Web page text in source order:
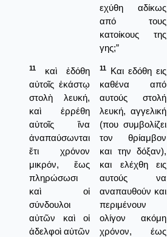
εχύθη αδίκως
από τους
κατοίκους της
γης;”
11
καὶ ἐδόθη
αὐτοῖς ἑκάστῳ
στολὴ λευκή,
καὶ ἐρρέθη
αὐτοῖς ἵνα
ἀναπαύσωνται
ἔτι χρόνον
μικρόν, ἕως
πληρώσωσι
καὶ οἱ
σύνδουλοι
αὐτῶν καὶ οἱ
ἀδελφοὶ αὐτῶν
11
Και εδόθη εις
καθένα από
αυτούς στολή
λευκή, αγγελική
(που συμβολίζει
τον θρίαμβον
και την δόξαν),
και ελέχθη εις
αυτούς να
αναπαυθούν και
περιμένουν
ολίγον ακόμη
χρόνον, έως